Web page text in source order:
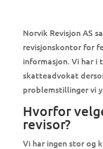
Norvik Revisjon AS
revisjonskontor for
informasjon. Vi har i
skatteadvokat
problemstillinger vi
Hvorfor
revisor?
Vi har ingen stor og